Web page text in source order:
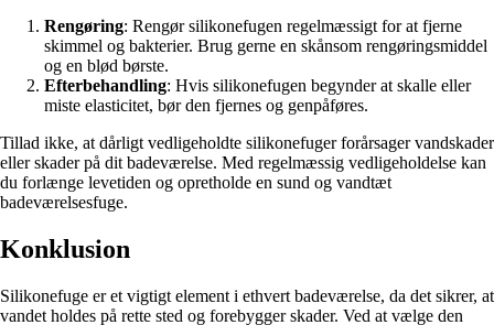
Rengøring: Rengør silikonefugen regelmæssigt for at fjerne
skimmel og bakterier. Brug gerne en skånsom rengøringsmiddel
og en blød børste.
Efterbehandling: Hvis silikonefugen begynder at skalle eller
miste elasticitet, bør den fjernes og genpåføres.
Tillad ikke, at dårligt vedligeholdte silikonefuger forårsager vandskader
eller skader på dit badeværelse. Med regelmæssig vedligeholdelse kan
du forlænge levetiden og opretholde en sund og vandtæt
badeværelsesfuge.
Konklusion
Silikonefuge er et vigtigt element i ethvert badeværelse, da det sikrer, at
vandet holdes på rette sted og forebygger skader. Ved at vælge den